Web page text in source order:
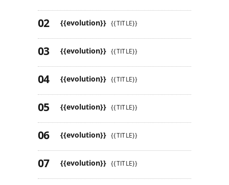
{{evolution}} {{TITLE}}
{{evolution}} {{TITLE}}
{{evolution}} {{TITLE}}
{{evolution}} {{TITLE}}
{{evolution}} {{TITLE}}
{{evolution}} {{TITLE}}